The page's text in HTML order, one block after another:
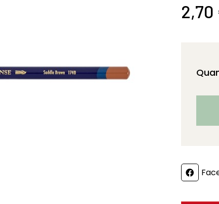
2,70
Partager